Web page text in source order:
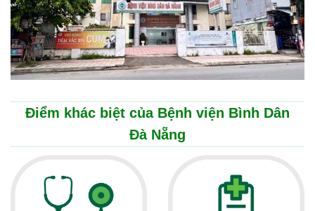
Điểm khác biệt của Bệnh viện Bình Dân
Đà Nẵng